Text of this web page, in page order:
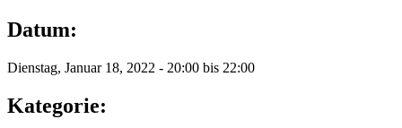
Datum:
Dienstag, Januar 18, 2022 - 20:00 bis 22:00
Kategorie: